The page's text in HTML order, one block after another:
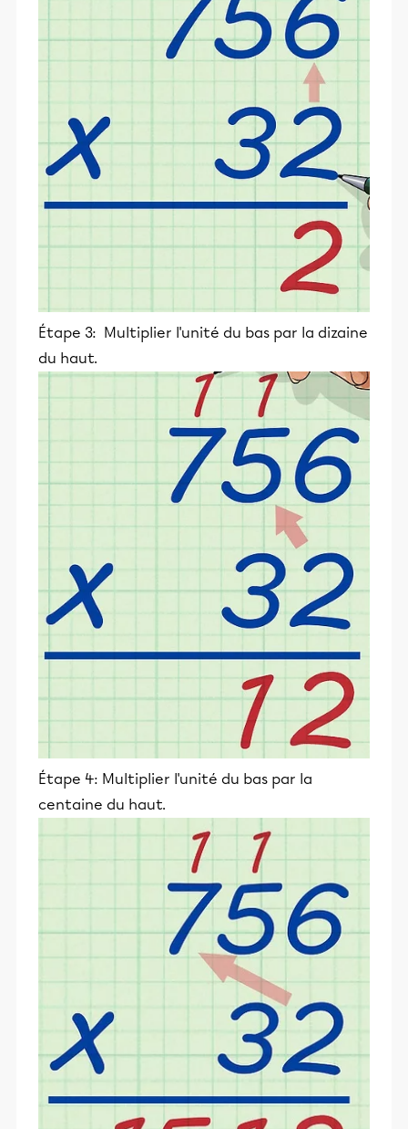
Étape 3: Multiplier l'unité du bas par la dizaine
du haut.
Étape 4: Multiplier l'unité du bas par la
centaine du haut.